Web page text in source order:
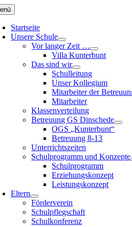
Zum
Inhalt
springen
Startseite
Unsere Schule
Vor langer Zeit …
Villa Kunterbunt
Das sind wir
Schulleitung
Unser Kollegium
Mitarbeiter der
Mitarbeiter
Klassenverteilung
Betreuung GS Dinschede
OGS „Kunterbunt“
Betreuung 8-13
Unterrichtszeiten
Schulprogramm und Konzepte
Schulprogramm
Erziehungskonzept
Leistungskonzept
Eltern
Förderverein
Schulpflegschaft
Schulkonferenz